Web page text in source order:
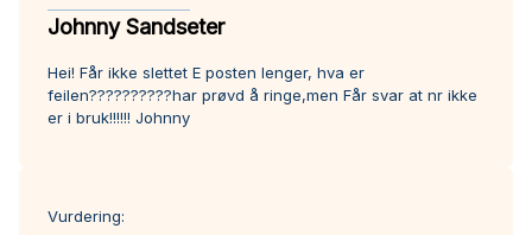
Johnny Sandseter
Hei! Får ikke slettet E posten lenger, hva er
feilen??????????har prøvd å ringe,men Får svar at nr ikke
er i bruk!!!!!! Johnny
Vurdering: